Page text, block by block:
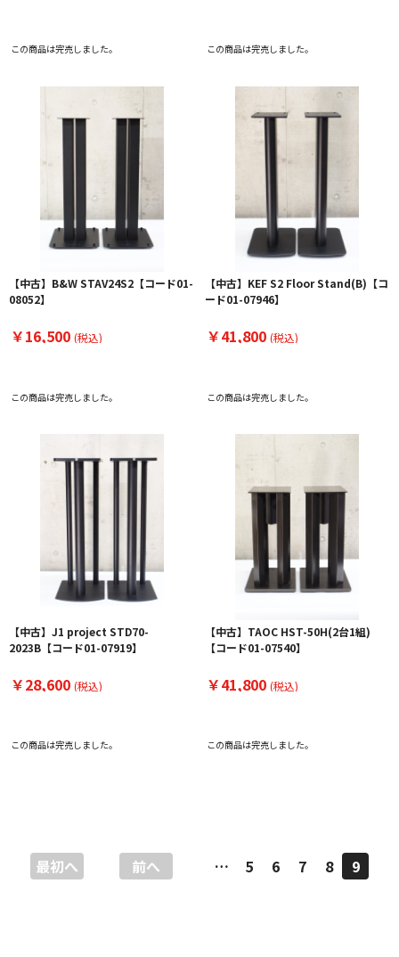
この商品は完売しました。 この商品は完売しました。
【中古】B&W STAV24S2【コード01-
08052】
￥16,500 (税込)
この商品は完売しました。
【中古】KEF S2 Floor Stand(B)【コ
ード01-07946】
￥41,800 (税込)
この商品は完売しました。
【中古】J1 project STD70-
2023B【コード01-07919】
￥28,600 (税込)
この商品は完売しました。
【中古】TAOC HST-50H(2台1組)
【コード01-07540】
￥41,800 (税込)
この商品は完売しました。
最初へ 前へ … 5 6 7 8 9